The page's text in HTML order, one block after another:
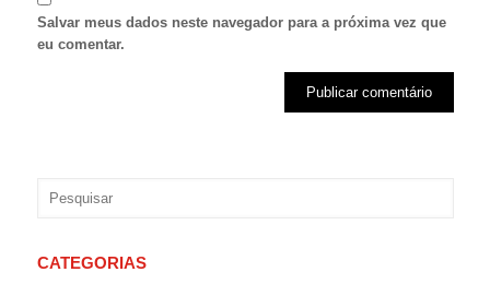
Salvar meus dados neste navegador para a próxima vez que
eu comentar.
CATEGORIAS